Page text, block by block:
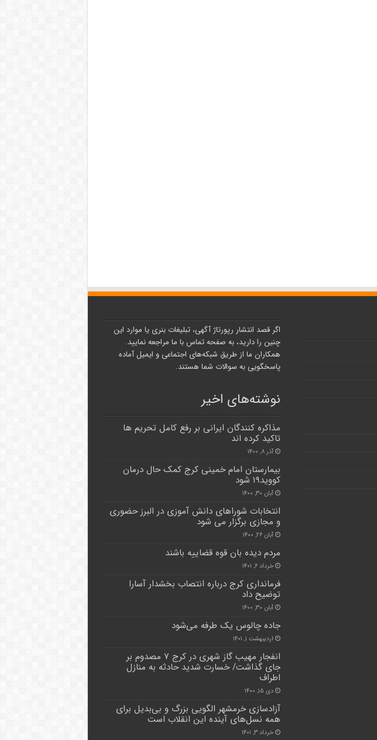
اگر قصد انتشار رپورتاژ آگهی، تبلیغات بنری یا موارد این
چنین را دارید، به صفحه تماس با ما مراجعه نمایید.
همکاران ما از طریق شبکه‌های اجتماعی و ایمیل آماده
پاسخگویی به سوالات شما هستند.
نوشته‌های اخیر
مذاکره کنندگان ایرانی بر رفع کامل تحریم ها
تاکید کرده اند
آذر ۸, ۱۴۰۰
بیمارستان امام خمینی کرج کمک حال درمان
کووید۱۹ شود
آبان ۳۰, ۱۴۰۰
انتخابات شوراهای دانش آموزی در البرز حضوری
و مجازی برگزار می شود
آبان ۲۶, ۱۴۰۰
مردم دیده بان قوه قضاییه باشند
خرداد ۶, ۱۴۰۱
فرمانداری کرج درباره انتصاب بخشدار آسارا
توضیح داد
آبان ۳۰, ۱۴۰۰
جاده چالوس یک طرفه می‌شود
اردیبهشت ۱, ۱۴۰۱
انفجار مهیب گاز شهری در کرج ۷ مصدوم بر
جای گذاشت/ خسارت شدید حادثه به منازل
اطراف
دی ۱۵, ۱۴۰۰
آزادسازی خرمشهر الگویی بزرگ و بی‌بدیل برای
همه نسل‌های آینده این انقلاب است
خرداد ۳, ۱۴۰۱